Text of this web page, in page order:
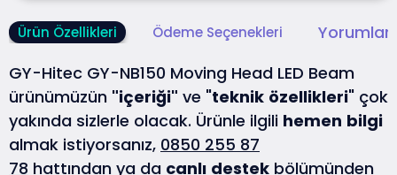
Ürün Özellikleri Ödeme Seçenekleri
GY-Hitec GY-NB150 Moving Head LED Beam
ürünümüzün "içeriği" ve "teknik özellikleri" çok
yakında sizlerle olacak. Ürünle ilgili hemen bilgi
almak istiyorsanız, 0850 255 87
78 hattından ya da canlı destek bölümünden